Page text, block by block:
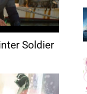
Soldier